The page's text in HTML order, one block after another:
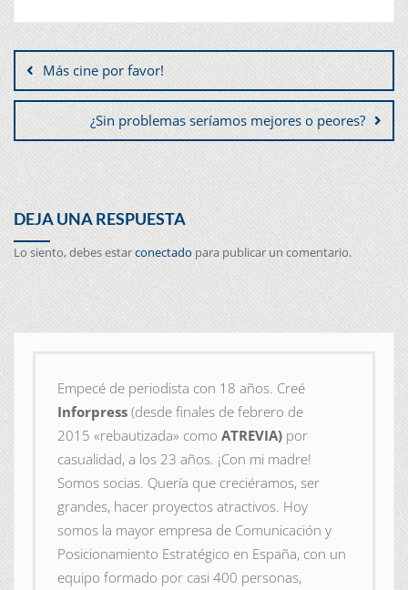
Más cine por favor!
¿Sin problemas seríamos mejores o peores?
DEJA UNA RESPUESTA
Lo siento, debes estarconectado para publicar un comentario.
Empecé de periodista con 18 años. Creé
Inforpress (desde finales de febrero de
2015 «rebautizada» como ATREVIA) por
casualidad, a los 23 años. ¡Con mi madre!
Somos socias. Quería que creciéramos, ser
grandes, hacer proyectos atractivos. Hoy
somos la mayor empresa de Comunicación y
Posicionamiento Estratégico en España, con un
equipo formado por casi 400 personas,